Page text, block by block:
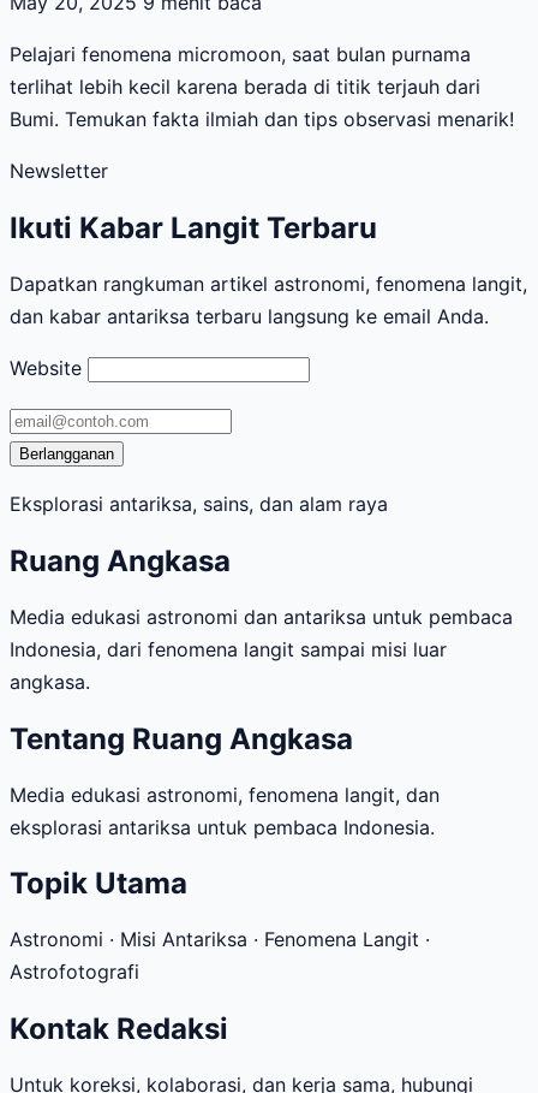
Pelajari fenomena micromoon, saat bulan purnama
terlihat lebih kecil karena berada di titik terjauh dari
Bumi. Temukan fakta ilmiah dan tips observasi menarik!
Newsletter
Ikuti Kabar Langit Terbaru
Dapatkan rangkuman artikel astronomi, fenomena langit,
dan kabar antariksa terbaru langsung ke email Anda.
Website
Alamat
email
Berlangganan
Eksplorasi antariksa, sains, dan alam raya
Ruang Angkasa
Media edukasi astronomi dan antariksa untuk pembaca
Indonesia, dari fenomena langit sampai misi luar
angkasa.
Tentang Ruang Angkasa
Media edukasi astronomi, fenomena langit, dan
eksplorasi antariksa untuk pembaca Indonesia.
Topik Utama
Astronomi · Misi Antariksa · Fenomena Langit ·
Astrofotografi
Kontak Redaksi
Untuk koreksi, kolaborasi, dan kerja sama, hubungi